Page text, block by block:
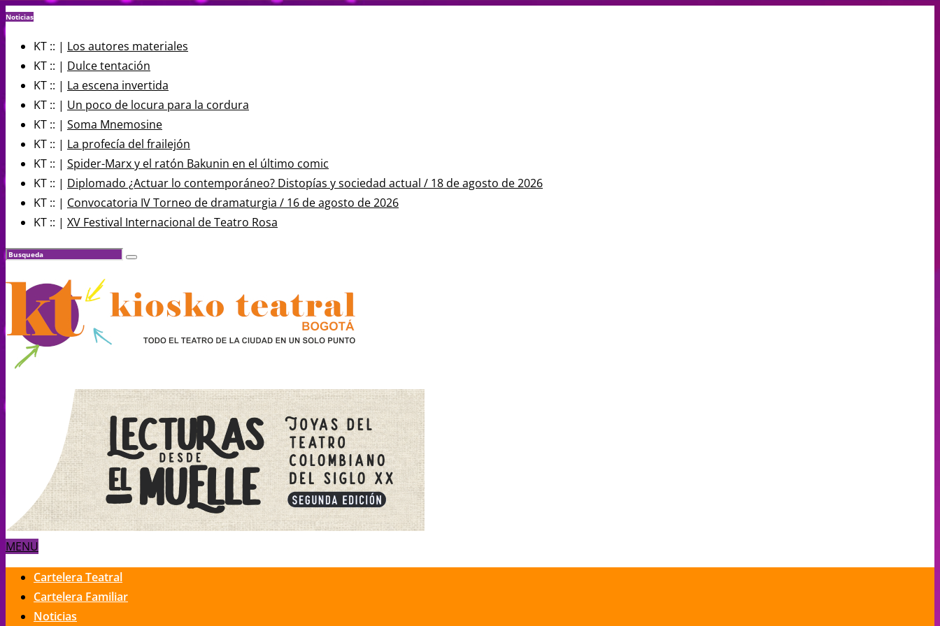
Noticias
KT :: | Los autores materiales
KT :: | Dulce tentación
KT :: | La escena invertida
KT :: | Un poco de locura para la cordura
KT :: | Soma Mnemosine
KT :: | La profecía del frailejón
KT :: | Spider-Marx y el ratón Bakunin en el último comic
KT :: | Diplomado ¿Actuar lo contemporáneo? Distopías y sociedad actual / 18 de agosto de 2026
KT :: | Convocatoria IV Torneo de dramaturgia / 16 de agosto de 2026
KT :: | XV Festival Internacional de Teatro Rosa
MENU
Cartelera Teatral
Cartelera Familiar
Noticias